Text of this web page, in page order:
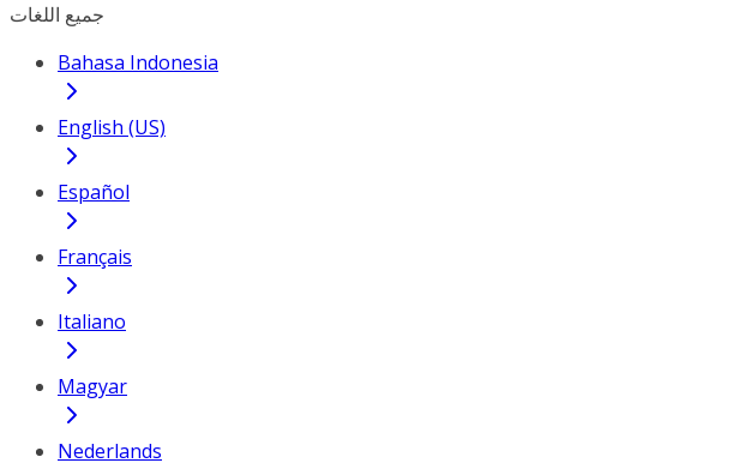
جميع اللغات
Bahasa Indonesia
English (US)
Español
Français
Italiano
Magyar
Nederlands